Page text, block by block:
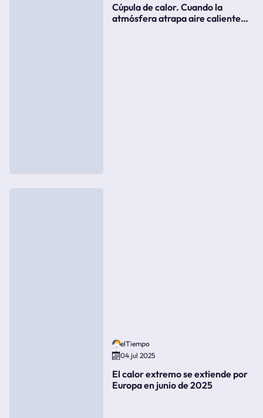
Cúpula de calor. Cuando la
atmósfera atrapa aire caliente
elTiempo
04 jul 2025
El calor extremo se extiende por
Europa en junio de 2025